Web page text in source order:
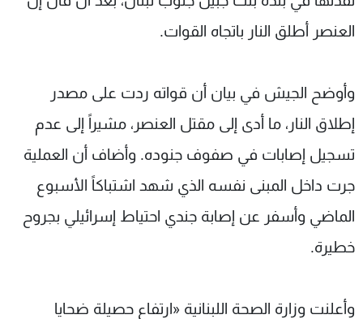
العنصر أطلق النار باتجاه القوات.
وأوضح الجيش في بيان أن قواته ردت على مصدر
إطلاق النار، ما أدى إلى مقتل العنصر، مشيراً إلى عدم
تسجيل إصابات في صفوف جنوده. وأضاف أن العملية
جرت داخل المبنى نفسه الذي شهد اشتباكاً الأسبوع
الماضي وأسفر عن إصابة جندي احتياط إسرائيلي بجروح
خطيرة.
وأعلنت وزارة الصحة اللبنانية «ارتفاع حصيلة ضحايا